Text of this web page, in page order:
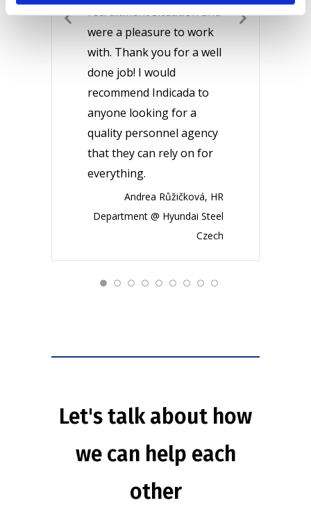
recruitment situation and
were a pleasure to work
with. Thank you for a well
done job! I would
recommend Indicada to
anyone looking for a
quality personnel agency
that they can rely on for
everything.
Andrea Růžičková, HR
Department @ Hyundai Steel
Czech
Previous
Slide
Next
Let's talk about how
we can help each
other